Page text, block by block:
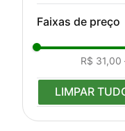
CUSTOM
ARIA PRO II
Faixas de preço
R$ 31,00
LIMPAR